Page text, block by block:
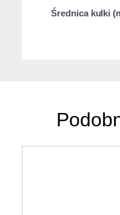
Średnica kulki